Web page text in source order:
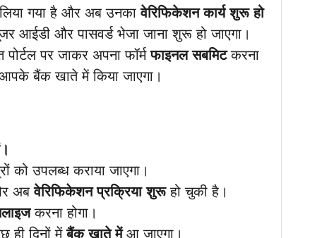
गया है और अब उनकावेरिफिकेशन कार्य शुरू हो
आईडी और पासवर्ड भेजा जाना शुरू हो जाएगा।
पोर्टल पर जाकर अपना फॉर्मफाइनल सबमिटकरना
आपके बैंक खाते में किया जाएगा।
को उपलब्ध कराया जाएगा।
अबवेरिफिकेशन प्रक्रिया शुरूहो चुकी है।
करना होगा।
ही दिनों मेंबैंक खाते मेंआ जाएगा।